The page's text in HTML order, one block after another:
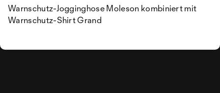
Warnschutz-Jogginghose Moleson kombiniert mit
Warnschutz-Shirt Grand